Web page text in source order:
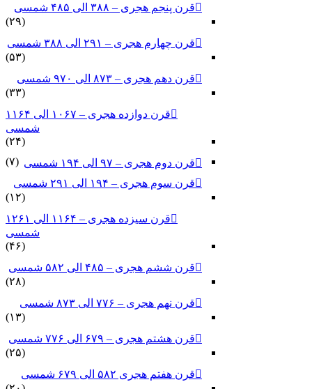
قرن پنجم هجری – ۳۸۸ الی ۴۸۵ شمسی
(۲۹)
قرن چهارم هجری – ۲۹۱ الی ۳۸۸ شمسی
(۵۳)
قرن دهم هجری – ۸۷۳ الی ۹۷۰ شمسی
(۳۳)
قرن دوازده هجری – ۱۰۶۷ الی ۱۱۶۴
شمسی
(۲۴)
قرن دوم هجری – ۹۷ الی ۱۹۴ شمسی
(۷)
قرن سوم هجری – ۱۹۴ الی ۲۹۱ شمسی
(۱۲)
قرن سیزده هجری – ۱۱۶۴ الی ۱۲۶۱
شمسی
(۴۶)
قرن ششم هجری – ۴۸۵ الی ۵۸۲ شمسی
(۲۸)
قرن نهم هجری – ۷۷۶ الی ۸۷۳ شمسی
(۱۳)
قرن هشتم هجری – ۶۷۹ الی ۷۷۶ شمسی
(۲۵)
قرن هفتم هجری ۵۸۲ الی ۶۷۹ شمسی